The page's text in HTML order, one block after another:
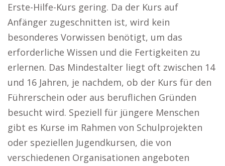
Erste-Hilfe-Kurs gering. Da der Kurs auf
Anfänger zugeschnitten ist, wird kein
besonderes Vorwissen benötigt, um das
erforderliche Wissen und die Fertigkeiten zu
erlernen. Das Mindestalter liegt oft zwischen 14
und 16 Jahren, je nachdem, ob der Kurs für den
Führerschein oder aus beruflichen Gründen
besucht wird. Speziell für jüngere Menschen
gibt es Kurse im Rahmen von Schulprojekten
oder speziellen Jugendkursen, die von
verschiedenen Organisationen angeboten